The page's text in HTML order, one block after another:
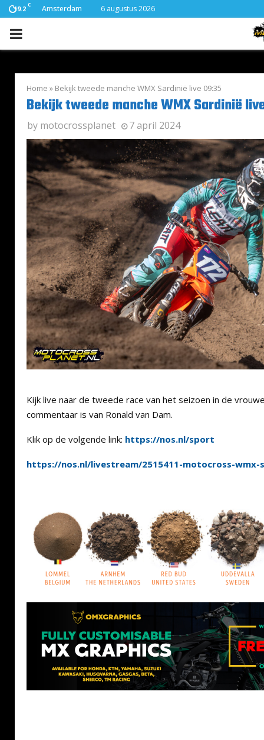
19.2 C Amsterdam 6 augustus 2026
PRIMARY
Home » Bekijk tweede manche WMX Sardinië live 09:35
Bekijk tweede manche WMX Sardinië
by motocrossplanet 7 april 2024
Kijk live naar de tweede race van het seizoen in de
commentaar is van Ronald van Dam.
Klik op de volgende link: https://nos.nl/sport
https://nos.nl/livestream/2515411-motocross-wmx-